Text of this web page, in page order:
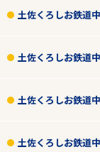
土佐くろしお鉄道
土佐くろしお鉄道
土佐くろしお鉄道
土佐くろしお鉄道